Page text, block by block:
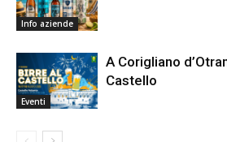
Info aziende
Eventi
A Corigliano
Castello